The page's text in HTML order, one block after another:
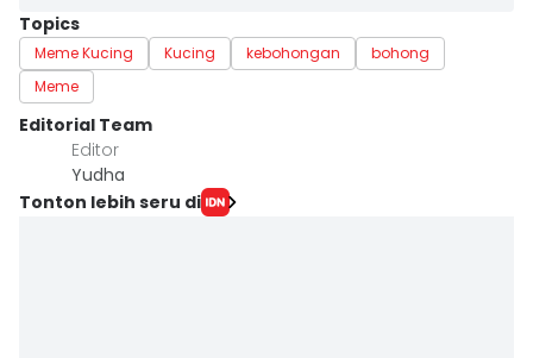
Topics
Meme Kucing Kucing kebohongan
bohong
Meme
Editorial Team
Editor
Yudha ‎
Tonton lebih seru di